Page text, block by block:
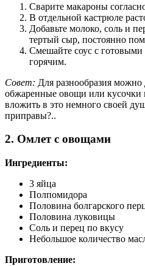
Сварите макароны
В отдельной кастрюле
Добавьте молоко, соль и
тертый сыр, постоянно
Смешайте соус с
горячим.
Совет: Для разнообразия
обжаренные овощи или
вложить в это немного своей
приправы?..
2. Омлет с овощами
Ингредиенты:
3 яйца
Полпомидора
Половина болгарского
Половина луковицы
Соль и перец по вкусу
Небольшое количество
Приготовление: